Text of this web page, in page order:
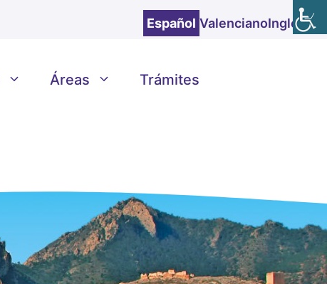
Español ValencianoInglés
Áreas Trámites